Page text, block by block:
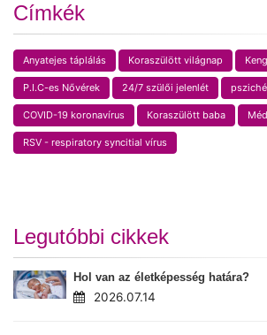
Címkék
Anyatejes táplálás Koraszülött világnap
P.I.C-es Nővérek 24/7 szülői jelenlét
COVID-19 koronavírus Koraszülött baba
RSV - respiratory syncitial vírus
Legutóbbi cikkek
Hol van az életképesség határa?
2026.07.14